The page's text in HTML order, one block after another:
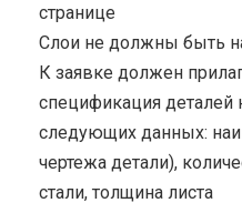
странице
Cлои не должны быть
К заявке должен
спецификация деталей
следующих данных:
чертежа детали),
стали, толщина листа